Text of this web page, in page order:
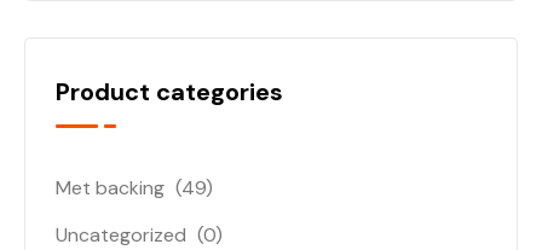
Product categories
Met backing (49)
Uncategorized (0)